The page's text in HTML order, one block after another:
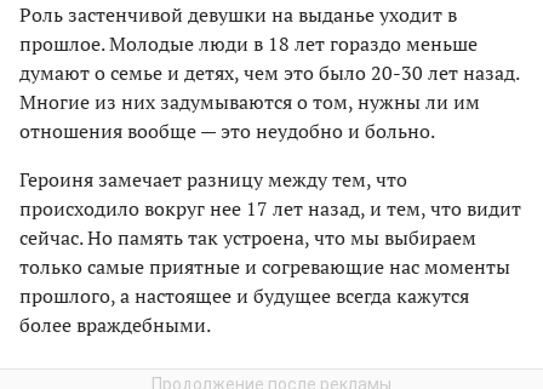
Роль застенчивой девушки на выданье уходит в
прошлое. Молодые люди в 18 лет гораздо меньше
думают о семье и детях, чем это было 20-30 лет назад.
Многие из них задумываются о том, нужны ли им
отношения вообще — это неудобно и больно.
Героиня замечает разницу между тем, что
происходило вокруг нее 17 лет назад, и тем, что видит
сейчас. Но память так устроена, что мы выбираем
только самые приятные и согревающие нас моменты
прошлого, а настоящее и будущее всегда кажутся
более враждебными.